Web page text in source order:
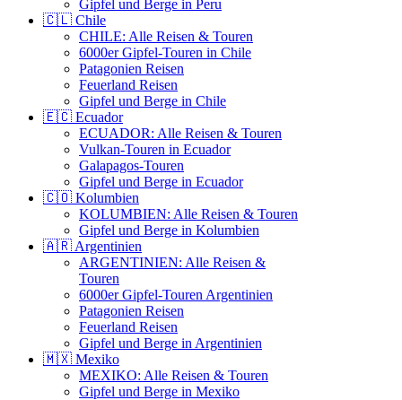
Gipfel und Berge in Peru
🇨🇱 Chile
CHILE: Alle Reisen & Touren
6000er Gipfel-Touren in Chile
Patagonien Reisen
Feuerland Reisen
Gipfel und Berge in Chile
🇪🇨 Ecuador
ECUADOR: Alle Reisen & Touren
Vulkan-Touren in Ecuador
Galapagos-Touren
Gipfel und Berge in Ecuador
🇨🇴 Kolumbien
KOLUMBIEN: Alle Reisen & Touren
Gipfel und Berge in Kolumbien
🇦🇷 Argentinien
ARGENTINIEN: Alle Reisen &
Touren
6000er Gipfel-Touren Argentinien
Patagonien Reisen
Feuerland Reisen
Gipfel und Berge in Argentinien
🇲🇽 Mexiko
MEXIKO: Alle Reisen & Touren
Gipfel und Berge in Mexiko